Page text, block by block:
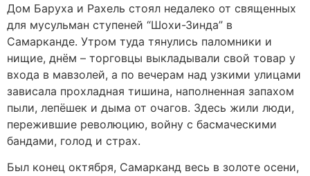
Дом Баруха и Рахель стоял недалеко от священных
для мусульман ступеней “Шохи-Зинда” в
Самарканде. Утром туда тянулись паломники и
нищие, днём – торговцы выкладывали свой товар у
входа в мавзолей, а по вечерам над узкими улицами
зависала прохладная тишина, наполненная запахом
пыли, лепёшек и дыма от очагов. Здесь жили люди,
пережившие революцию, войну с басмаческими
бандами, голод и страх.
Был конец октября, Самарканд весь в золоте осени,